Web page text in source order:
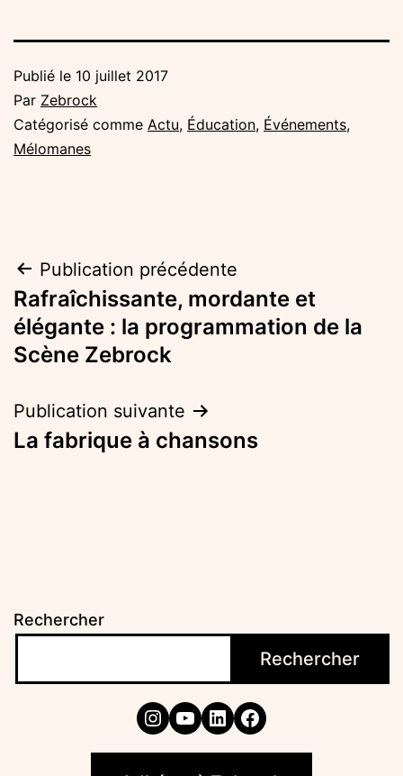
Publié le 10 juillet 2017
Par Zebrock
Catégorisé comme Actu, Éducation, Événements,
Mélomanes
Navigation
de
l’article
Publication précédente
Rafraîchissante, mordante et
élégante : la programmation de la
Scène Zebrock
Publication suivante
La fabrique à chansons
Rechercher
Rechercher
Instagram
YouTube
LinkedIn
Facebook